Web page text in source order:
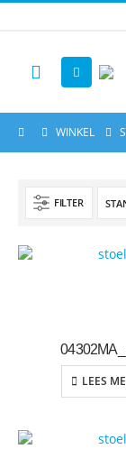
WINKEL
FILTER
LEES